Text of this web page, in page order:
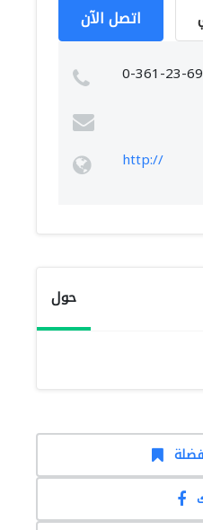
اتصل الآن
0-361-23-
http://
حول